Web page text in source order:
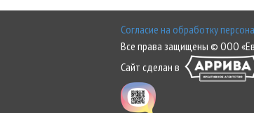
Согласие на обработку
Все права защищены © ООО
Сайт сделан в